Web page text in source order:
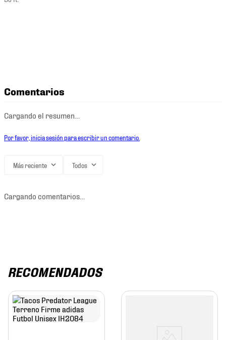
Comentarios
Cargando el resumen…
Por favor, inicia sesión para escribir un comentario.
Más reciente Todos
Cargando comentarios…
RECOMENDADOS